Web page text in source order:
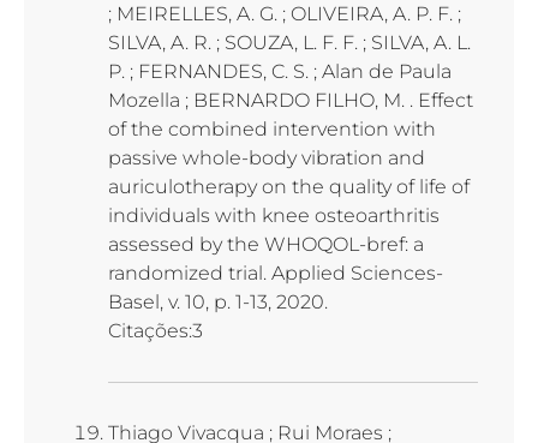
; MEIRELLES, A. G. ; OLIVEIRA, A. P. F. ;
SILVA, A. R. ; SOUZA, L. F. F. ; SILVA, A. L.
P. ; FERNANDES, C. S. ; Alan de Paula
Mozella ; BERNARDO FILHO, M. . Effect
of the combined intervention with
passive whole-body vibration and
auriculotherapy on the quality of life of
individuals with knee osteoarthritis
assessed by the WHOQOL-bref: a
randomized trial. Applied Sciences-
Basel, v. 10, p. 1-13, 2020.
Citações:3
Thiago Vivacqua ; Rui Moraes ;